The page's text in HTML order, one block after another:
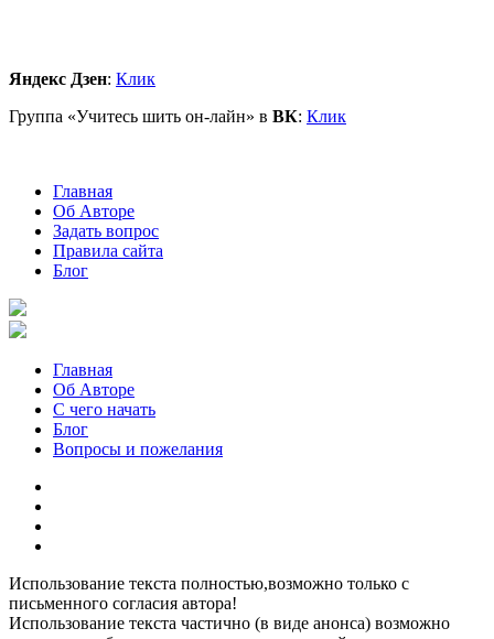
Яндекс Дзен: Клик
Группа «Учитесь шить он-лайн» в ВК: Клик
Главная
Об Авторе
Задать вопрос
Правила сайта
Блог
Главная
Об Авторе
С чего начать
Блог
Вопросы и пожелания
Использование текста полностью,возможно только с
письменного согласия автора!
Использование текста частично (в виде анонса) возможно